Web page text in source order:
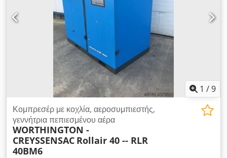
1 /9
Κομπρεσέρ με κοχλία, αεροσυμπιεστής,
γεννήτρια πεπιεσμένου αέρα
WORTHINGTON -
CREYSSENSAC Rollair 40 -- RLR
40BM6